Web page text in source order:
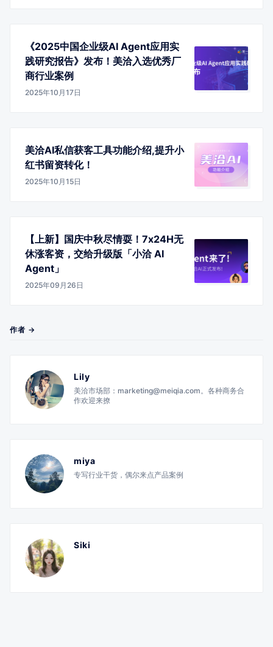
《2025中国企业级AI Agent应用实
践研究报告》发布！美洽入选优秀厂
商行业案例
2025年10月17日
美洽AI私信获客工具功能介绍,提升小
红书留资转化！
2025年10月15日
【上新】国庆中秋尽情耍！7x24H无
休涨客资，交给升级版「小洽 AI
Agent」
2025年09月26日
作者 →
Lily
美洽市场部：marketing@meiqia.com。各种商务合
作欢迎来撩
miya
专写行业干货，偶尔来点产品案例
Siki